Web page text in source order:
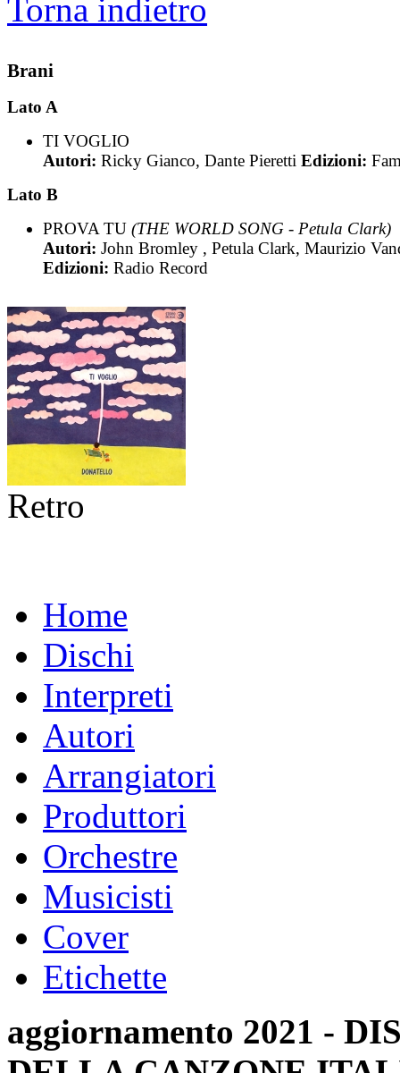
Torna indietro
Brani
Lato A
TI VOGLIO
Autori: Ricky Gianco, Dante Pieretti Edizioni:
Lato B
PROVA TU (THE WORLD SONG - Petula Clark)
Autori: John Bromley , Petula Clark, Maurizio
Edizioni: Radio Record
Retro
Home
Dischi
Interpreti
Autori
Arrangiatori
Produttori
Orchestre
Musicisti
Cover
Etichette
aggiornamento 2021 -